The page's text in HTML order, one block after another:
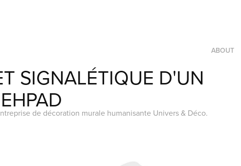
ABOUT
SIGNALÉTIQUE D'UN
EHPADde décoration murale humanisante Univers & Déco.